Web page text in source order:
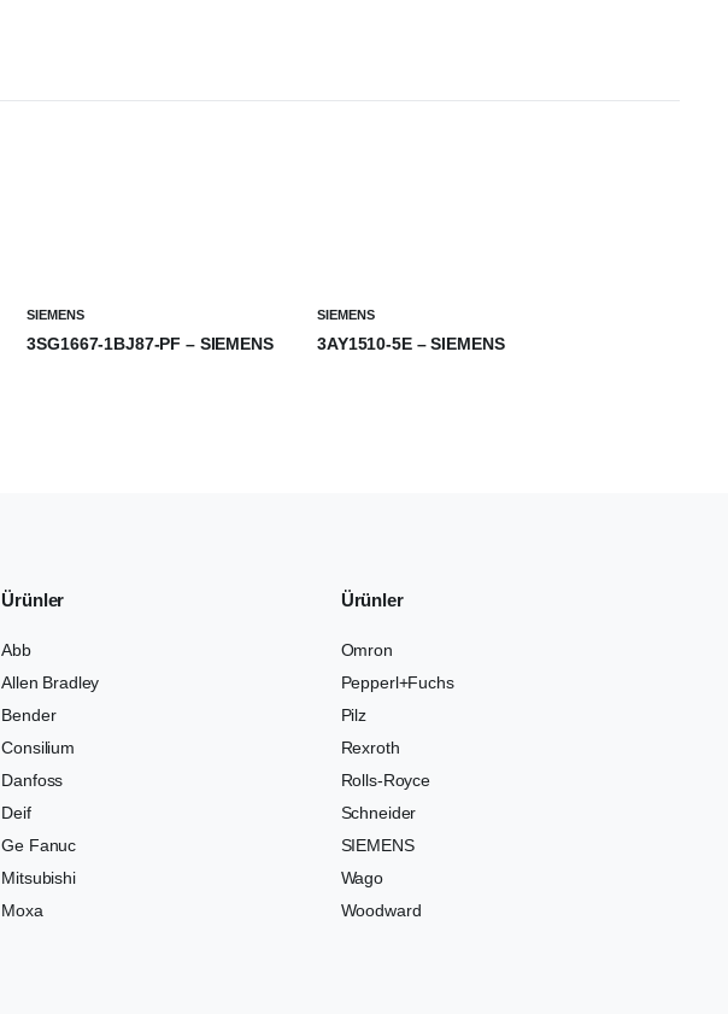
SIEMENS
3SG1667-1BJ87-PF – SIEMENS
SIEMENS
3AY1510-5E – SIEMENS
Ürünler
Abb
Allen Bradley
Bender
Consilium
Danfoss
Deif
Ge Fanuc
Mitsubishi
Moxa
Ürünler
Omron
Pepperl+Fuchs
Pilz
Rexroth
Rolls-Royce
Schneider
SIEMENS
Wago
Woodward